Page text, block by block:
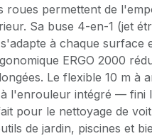
roues permettent de
Sa buse 4-en-1 (jet
à chaque surface
ERGO 2000
Le flexible 10 m à
l'enrouleur intégré — fini
pour le nettoyage de
de jardin, piscines et